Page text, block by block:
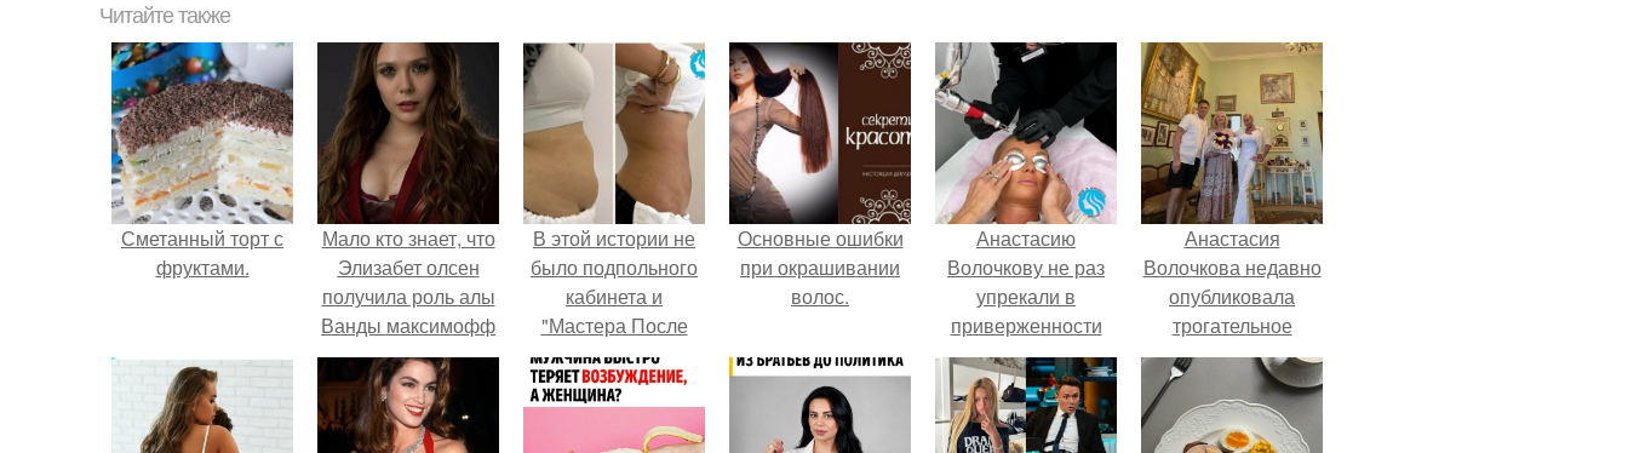
Читайте также
Сметанный торт с
фруктами.
Мало кто знает, что
Элизабет олсен
получила роль алы
Ванды максимофф
не сразу.
В этой истории не
было подпольного
кабинета и
"Мастера После
Двухнедельных
Курсов".
Основные ошибки
при окрашивании
волос.
Анастасию
Волочкову не раз
упрекали в
приверженности
устаревшим бьюти -
процедурам.
Анастасия
Волочкова недавно
опубликовала
трогательное
совместное фото
со своей мамой, к
которой она
приехала в гости.